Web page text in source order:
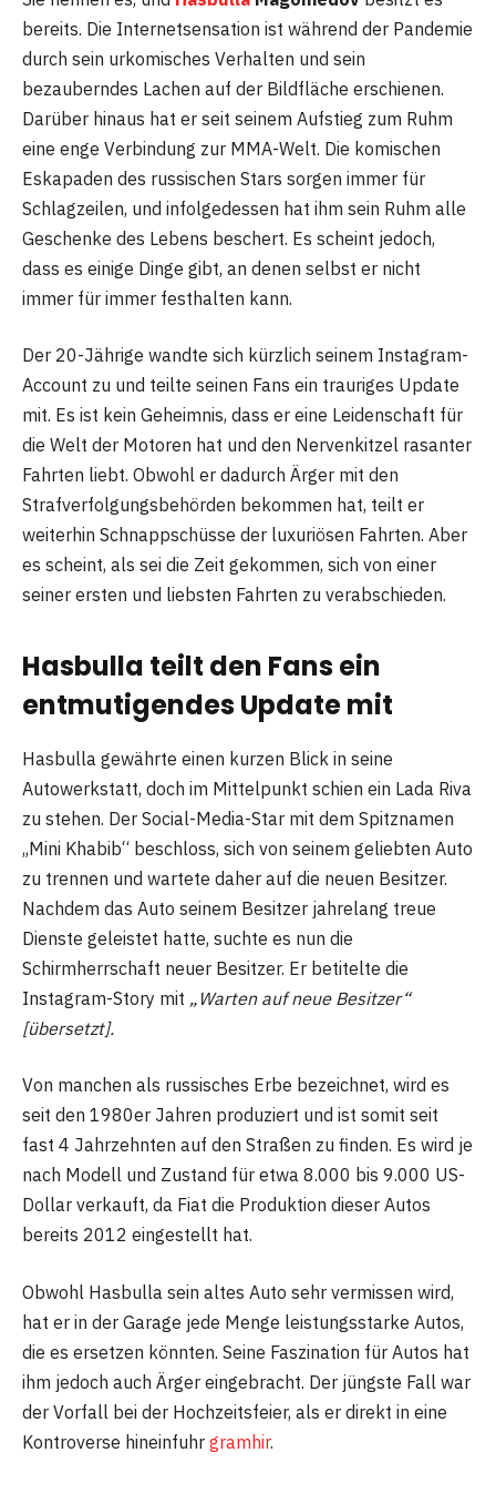
bereits. Die Internetsensation ist während der Pandemie
durch sein urkomisches Verhalten und sein
bezauberndes Lachen auf der Bildfläche erschienen.
Darüber hinaus hat er seit seinem Aufstieg zum Ruhm
eine enge Verbindung zur MMA-Welt. Die komischen
Eskapaden des russischen Stars sorgen immer für
Schlagzeilen, und infolgedessen hat ihm sein Ruhm alle
Geschenke des Lebens beschert. Es scheint jedoch,
dass es einige Dinge gibt, an denen selbst er nicht
immer für immer festhalten kann.
Der 20-Jährige wandte sich kürzlich seinem Instagram-
Account zu und teilte seinen Fans ein trauriges Update
mit. Es ist kein Geheimnis, dass er eine Leidenschaft für
die Welt der Motoren hat und den Nervenkitzel rasanter
Fahrten liebt. Obwohl er dadurch Ärger mit den
Strafverfolgungsbehörden bekommen hat, teilt er
weiterhin Schnappschüsse der luxuriösen Fahrten. Aber
es scheint, als sei die Zeit gekommen, sich von einer
seiner ersten und liebsten Fahrten zu verabschieden.
Hasbulla teilt den Fans ein
entmutigendes Update mit
Hasbulla gewährte einen kurzen Blick in seine
Autowerkstatt, doch im Mittelpunkt schien ein Lada Riva
zu stehen. Der Social-Media-Star mit dem Spitznamen
„Mini Khabib“ beschloss, sich von seinem geliebten Auto
zu trennen und wartete daher auf die neuen Besitzer.
Nachdem das Auto seinem Besitzer jahrelang treue
Dienste geleistet hatte, suchte es nun die
Schirmherrschaft neuer Besitzer. Er betitelte die
Instagram-Story mit „Warten auf neue Besitzer“
[übersetzt].
Von manchen als russisches Erbe bezeichnet, wird es
seit den 1980er Jahren produziert und ist somit seit
fast 4 Jahrzehnten auf den Straßen zu finden. Es wird je
nach Modell und Zustand für etwa 8.000 bis 9.000 US-
Dollar verkauft, da Fiat die Produktion dieser Autos
bereits 2012 eingestellt hat.
Obwohl Hasbulla sein altes Auto sehr vermissen wird,
hat er in der Garage jede Menge leistungsstarke Autos,
die es ersetzen könnten. Seine Faszination für Autos hat
ihm jedoch auch Ärger eingebracht. Der jüngste Fall war
der Vorfall bei der Hochzeitsfeier, als er direkt in eine
Kontroverse hineinfuhr gramhir.